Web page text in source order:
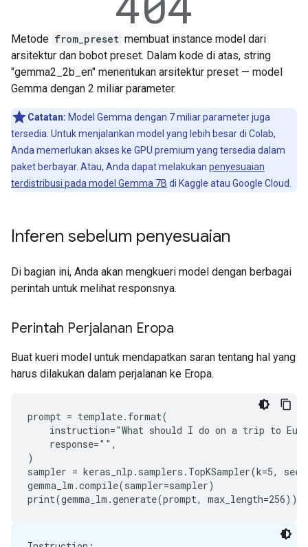
Metode from_preset membuat instance model dari
arsitektur dan bobot preset. Dalam kode di atas, string
"gemma2_2b_en" menentukan arsitektur preset — model
Gemma dengan 2 miliar parameter.
Catatan: Model Gemma dengan 7 miliar parameter juga
tersedia. Untuk menjalankan model yang lebih besar di Colab,
Anda memerlukan akses ke GPU premium yang tersedia dalam
paket berbayar. Atau, Anda dapat melakukan penyesuaian
terdistribusi pada model Gemma 7B di Kaggle atau Google Cloud.
Inferen sebelum penyesuaian
Di bagian ini, Anda akan mengkueri model dengan berbagai
perintah untuk melihat responsnya.
Perintah Perjalanan Eropa
Buat kueri model untuk mendapatkan saran tentang hal yang
harus dilakukan dalam perjalanan ke Eropa.
prompt = template.format(
instruction="What should I do on a trip to
    response="",
)
sampler = keras_nlp.samplers.TopKSampler(k=5,
gemma_lm.compile(sampler=sampler)